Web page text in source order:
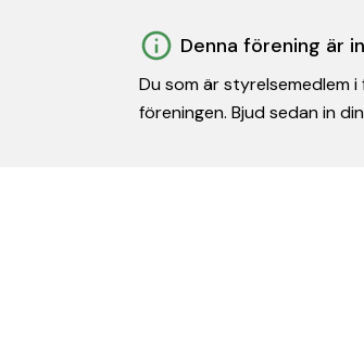
Denna förening är
Du som är styrelsemedlem
föreningen. Bjud sedan in